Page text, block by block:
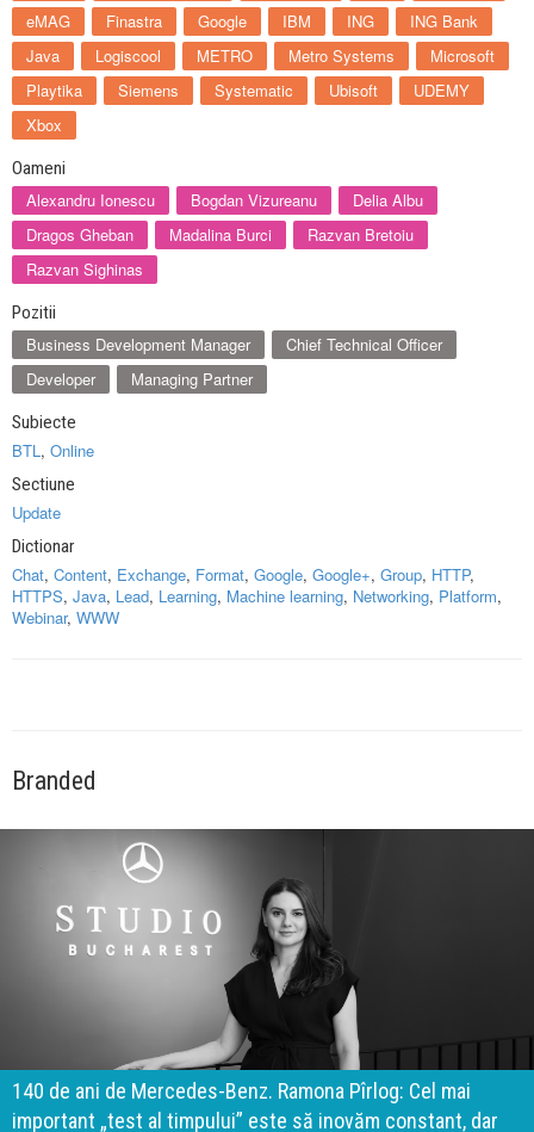
eMAG
Finastra Google IBM ING
ING Bank
Java
Logiscool METRO Metro Systems
Microsoft
Playtika
Siemens Systematic Ubisoft
UDEMY
Xbox
Oameni
Alexandru Ionescu Bogdan Vizureanu
Delia Albu
Dragos Gheban
Madalina Burci
Razvan Bretoiu
Razvan Sighinas
Pozitii
Business Development Manager
Chief Technical Officer
Developer
Managing Partner
Subiecte
BTL, Online
Sectiune
Update
Dictionar
Chat, Content, Exchange, Format, Google, Google+, Group, HTTP,
HTTPS, Java, Lead, Learning, Machine learning, Networking, Platform,
Webinar, WWW
Branded
140 de ani de Mercedes-Benz. Ramona Pîrlog: Cel mai
important „test al timpului” este să inovăm constant, dar